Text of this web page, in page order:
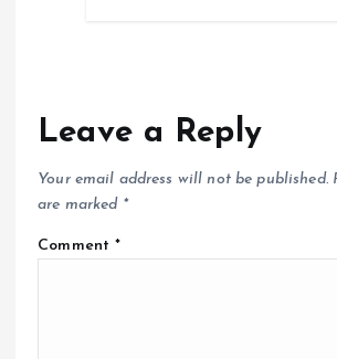
Leave a Reply
Your email address will not be published.
are marked *
Comment*